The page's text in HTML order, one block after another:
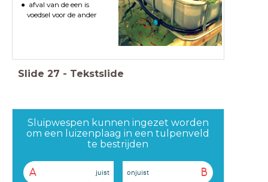
afval van de een is
voedsel voor de ander
Slide 27 - Tekstslide
Sluipwespen kunnen ingezet worden
om een luizenplaag in een tulpenveld
te bestrijden
A juist B
onjuist